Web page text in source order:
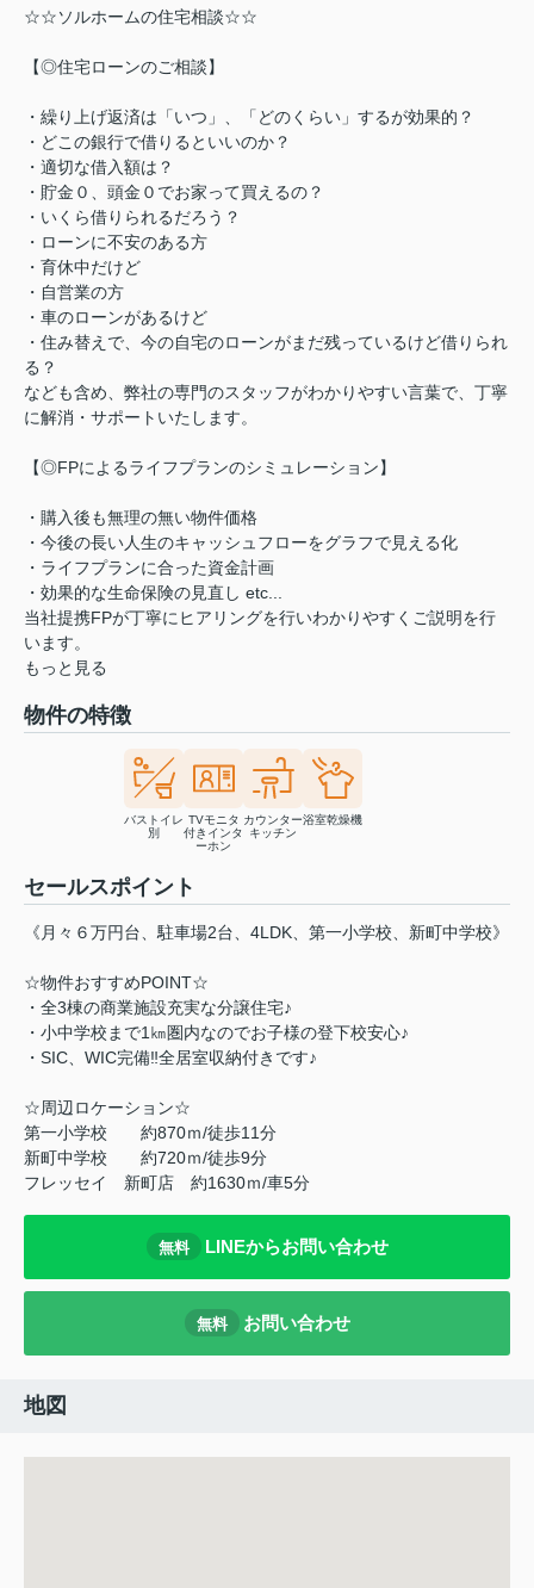
☆☆ソルホームの住宅相談☆☆
【◎住宅ローンのご相談】
・繰り上げ返済は「いつ」、「どのくらい」するが効果的？
・どこの銀行で借りるといいのか？
・適切な借入額は？
・貯金０、頭金０でお家って買えるの？
・いくら借りられるだろう？
・ローンに不安のある方
・育休中だけど
・自営業の方
・車のローンがあるけど
・住み替えで、今の自宅のローンがまだ残っているけど借りられ
る？
なども含め、弊社の専門のスタッフがわかりやすい言葉で、丁寧
に解消・サポートいたします。
【◎FPによるライフプランのシミュレーション】
・購入後も無理の無い物件価格
・今後の長い人生のキャッシュフローをグラフで見える化
・ライフプランに合った資金計画
・効果的な生命保険の見直し etc...
当社提携FPが丁寧にヒアリングを行いわかりやすくご説明を行
います。
もっと見る
物件の特徴
バストイレ
別
TVモニタ
付きインタ
ーホン
カウンター
キッチン
浴室乾燥機
セールスポイント
《月々６万円台、駐車場2台、4LDK、第一小学校、新町中学校》
☆物件おすすめPOINT☆
・全3棟の商業施設充実な分譲住宅♪
・小中学校まで1㎞圏内なのでお子様の登下校安心♪
・SIC、WIC完備‼全居室収納付きです♪
☆周辺ロケーション☆
第一小学校 約870ｍ/徒歩11分
新町中学校 約720ｍ/徒歩9分
フレッセイ 新町店 約1630ｍ/車5分
無料 LINEからお問い合わせ
無料 お問い合わせ
地図